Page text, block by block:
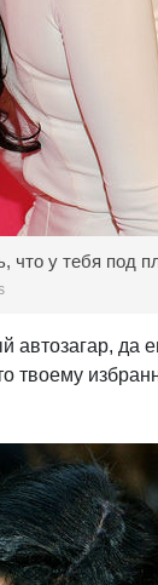
что у тебя под
автозагар, да
твоему